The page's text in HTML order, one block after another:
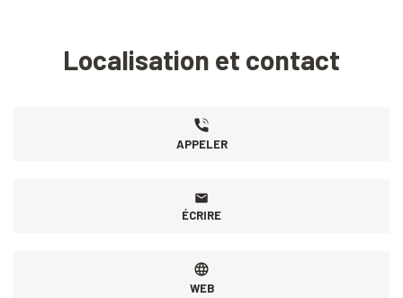
Localisation et contact
APPELER
ÉCRIRE
WEB